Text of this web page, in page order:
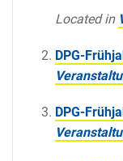
Located in
DPG-
DPG-